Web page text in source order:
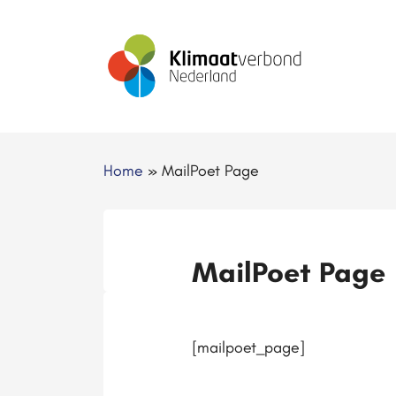
Home » MailPoet Page
MailPoet Page
[mailpoet_page]